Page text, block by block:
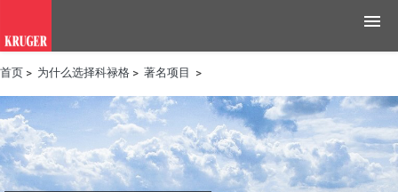
产品
应用领域
工具与资源
首页 > 为什么选择科禄格 > 著名项目 >